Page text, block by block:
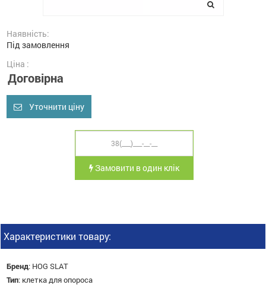
Наявність:
Під замовлення
Ціна :
Договірна
Уточнити ціну
Замовити в один клік
Характеристики товару:
Бренд: HOG SLAT
Тип: клетка для опороса